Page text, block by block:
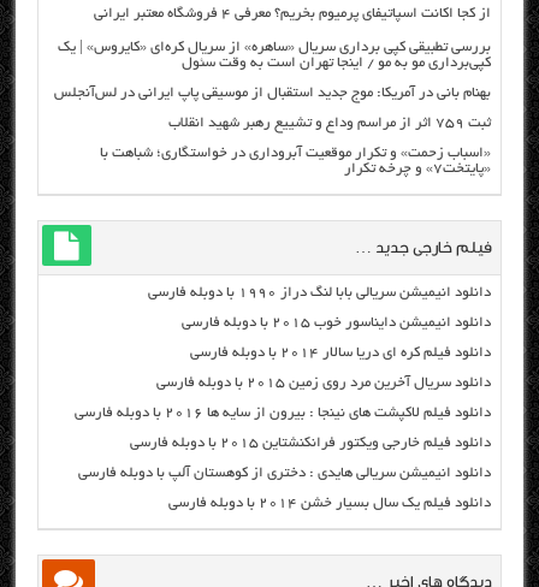
از کجا اکانت اسپاتیفای پرمیوم بخریم؟ معرفی ۴ فروشگاه معتبر ایرانی
بررسی تطبیقی کپی برداری سریال «ساهره» از سریال کره‌ای «کایروس» | یک
کپی‌برداری مو به مو / اینجا تهران است به وقت سئول
بهنام بانی در آمریکا: موج جدید استقبال از موسیقی پاپ ایرانی در لس‌آنجلس
ثبت ۷۵۹ اثر از مراسم وداع و تشییع رهبر شهید انقلاب
«اسباب زحمت» و تکرار موقعیت آبروداری در خواستگاری؛ شباهت با
«پایتخت۷» و چرخه تکرار
فیلم خارجی جدید …
دانلود انیمیشن سریالی بابا لنگ دراز ۱۹۹۰ با دوبله فارسی
دانلود انیمیشن دایناسور خوب ۲۰۱۵ با دوبله فارسی
دانلود فیلم کره ای دریا سالار ۲۰۱۴ با دوبله فارسی
دانلود سریال آخرین مرد روی زمین ۲۰۱۵ با دوبله فارسی
دانلود فیلم لاکپشت های نینجا : بیرون از سایه ها ۲۰۱۶ با دوبله فارسی
دانلود فیلم خارجی ویکتور فرانکنشتاین ۲۰۱۵ با دوبله فارسی
دانلود انیمیشن سریالی هایدی : دختری از کوهستان آلپ با دوبله فارسی
دانلود فیلم یک سال بسیار خشن ۲۰۱۴ با دوبله فارسی
دیدگاه های اخیر …